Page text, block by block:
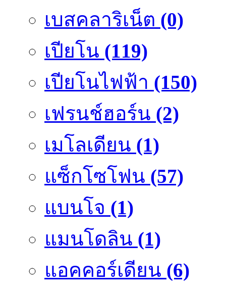
เบสคลาริเน็ต (0)
เปียโน (119)
เปียโนไฟฟ้า (150)
เฟรนช์ฮอร์น (2)
เมโลเดียน (1)
แซ็กโซโฟน (57)
แบนโจ (1)
แมนโดลิน (1)
แอคคอร์เดียน (6)